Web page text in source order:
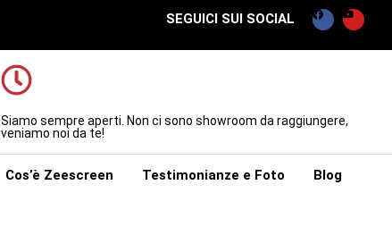
SEGUICI SUI SOCIAL
Siamo sempre aperti. Non ci sono showroom da raggiungere,
veniamo noi da te!
Cos’è Zeescreen Testimonianze e Foto Blog